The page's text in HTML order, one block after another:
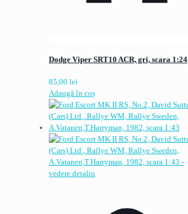
Dodge Viper SRT10 ACR, gri, scara 1:24
85,00 lei
Adaugă în coș